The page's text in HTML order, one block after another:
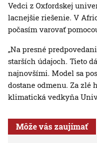
Vedci z Oxfordskej
lacnejšie riešenie. V
počasím varovať
„Na presné
starších údajoch. Tieto
najnovšími. Model sa
dostane odmenu. Za zlé
klimatická vedkyňa
Môže vás zaujímať